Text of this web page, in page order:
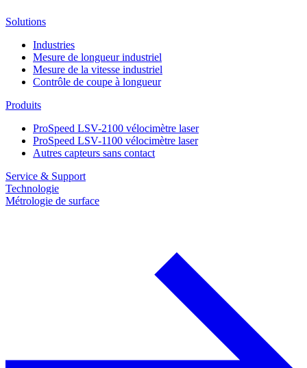
Solutions
Industries
Mesure de longueur industriel
Mesure de la vitesse industriel
Contrôle de coupe à longueur
Produits
ProSpeed LSV-2100 vélocimètre laser
ProSpeed LSV-1100 vélocimètre laser
Autres capteurs sans contact
Service & Support
Technologie
Métrologie de surface